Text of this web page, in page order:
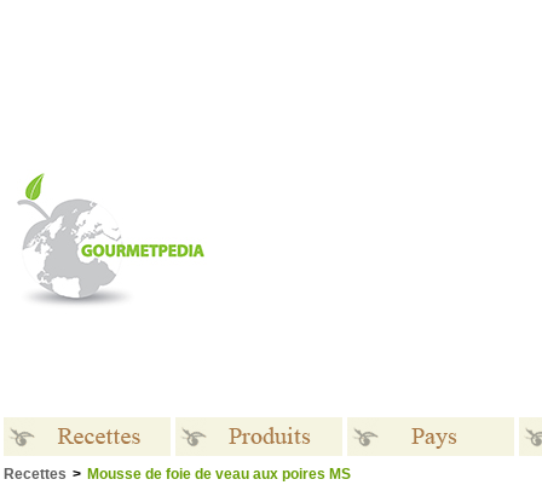
Recettes > Mousse de foie de veau aux poires MS